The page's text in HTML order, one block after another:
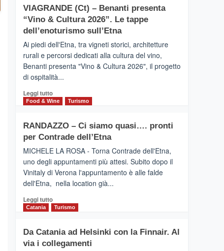
la
Valle
Alcantara
nei
primi
classifica
siciliana
IL
SAN
DOMENICO
TAORMINA,
UN
HOTEL
FOUR
PRESENTA
IL
SUMMER
BOOK
CLUB
VIAGRANDE (Ct) – Benanti presenta
“Vino & Cultura 2026”. Le tappe
dell’enoturismo sull’Etna
Ai piedi dell'Etna, tra vigneti storici, architetture
rurali e percorsi dedicati alla cultura del vino,
Benanti presenta "Vino & Cultura 2026", il progetto
di ospitalità...
Leggi tuttoLeggi
di
VIAGRANDE
(Ct)
–
presenta
“Vino
&
2026”.
Le
dell’enoturismo
sull’Etna
Food & Wine Turismo
RANDAZZO – Ci siamo quasi…. pronti
per Contrade dell’Etna
MICHELE LA ROSA - Torna Contrade dell'Etna,
uno degli appuntamenti più attesi. Subito dopo il
Vinitaly di Verona l'appuntamento è alle falde
dell'Etna, nella location già...
Leggi tuttoLeggi
di
RANDAZZO
–
Catania Turismo
Da Catania ad Helsinki con la Finnair. Al
via i collegamenti